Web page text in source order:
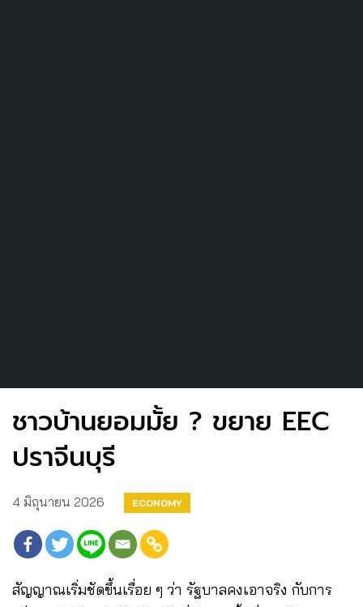
ชาวบ้านยอมมั้ย ? ขยาย EEC
ปราจีนบุรี
4 มิถุนายน 2026 ECONOMY
สัญญาณเริ่มชัดขึ้นเรื่อย ๆ ว่า รัฐบาลคงเอาจริง กับการ